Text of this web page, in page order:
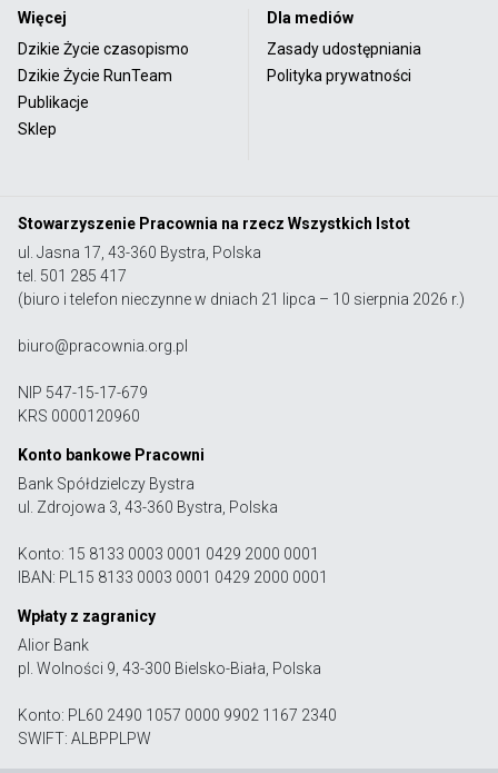
Więcej
Dzikie Życie czasopismo
Dzikie Życie RunTeam
Publikacje
Sklep
Dla mediów
Zasady udostępniania
Polityka prywatności
Stowarzyszenie Pracownia na rzecz Wszystkich Istot
ul. Jasna 17, 43-360 Bystra, Polska
tel. 501 285 417
(biuro i telefon nieczynne w dniach 21 lipca – 10 sierpnia 2026 r.)
biuro@pracownia.org.pl
NIP 547-15-17-679
KRS 0000120960
Konto bankowe Pracowni
Bank Spółdzielczy Bystra
ul. Zdrojowa 3, 43-360 Bystra, Polska
Konto: 15 8133 0003 0001 0429 2000 0001
IBAN: PL15 8133 0003 0001 0429 2000 0001
Wpłaty z zagranicy
Alior Bank
pl. Wolności 9, 43-300 Bielsko-Biała, Polska
Konto: PL60 2490 1057 0000 9902 1167 2340
SWIFT: ALBPPLPW